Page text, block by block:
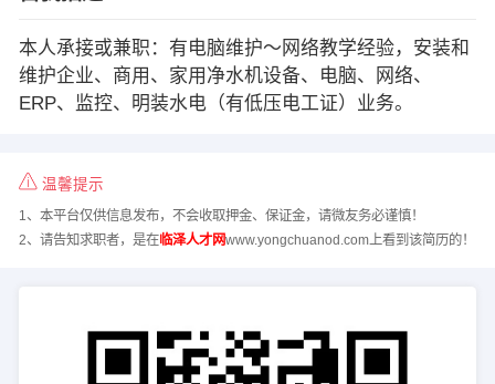
本人承接或兼职：有电脑维护～网络教学经验，安装和
维护企业、商用、家用净水机设备、电脑、网络、
ERP、监控、明装水电（有低压电工证）业务。
温馨提示
1、本平台仅供信息发布，不会收取押金、保证金，请微友务必谨慎！
2、请告知求职者，是在临泽人才网www.yongchuanod.com上看到该简历的！